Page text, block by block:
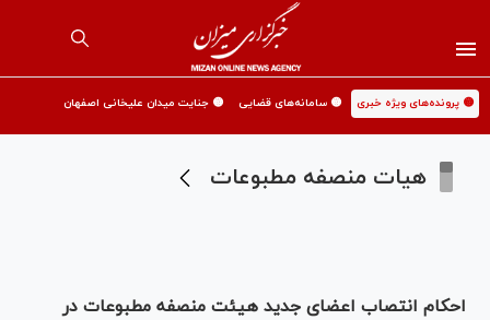
🟡 پرونده‌های ویژه خبری 🟡 سامانه‌های قضایی 🟡 جنایت میدان علیخانی اصفهان
هیات منصفه مطبوعات
احکام انتصاب اعضای جدید هیئت منصفه مطبوعات در